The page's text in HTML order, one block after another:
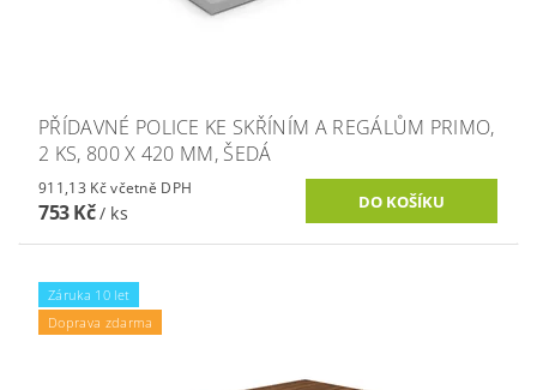
PŘÍDAVNÉ POLICE KE SKŘÍNÍM A REGÁLŮM PRIMO,
2 KS, 800 X 420 MM, ŠEDÁ
911,13 Kč včetně DPH
753 Kč/ ks
Záruka 10 let
Doprava zdarma